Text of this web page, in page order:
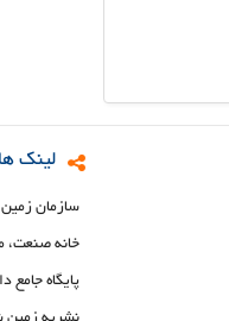
لینک
سازمان
خانه
پایگاه جامع